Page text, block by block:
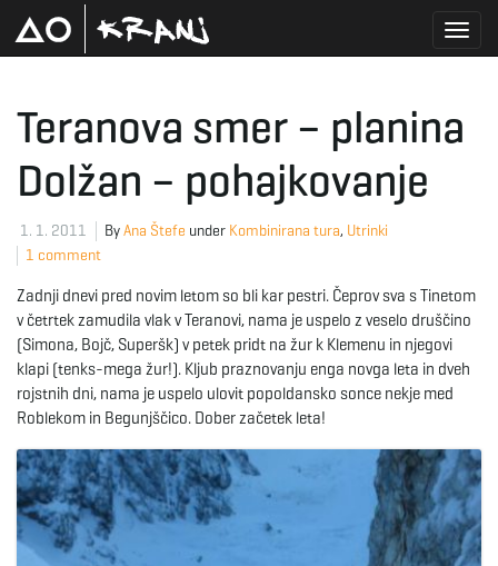
l
e
Teranova smer – planina
Dolžan – pohajkovanje
1. 1. 2011 ByAna Štefe under Kombinirana tura, Utrinki
1 comment
Zadnji dnevi pred novim letom so bli kar pestri. Čeprov sva s Tinetom
v četrtek zamudila vlak v Teranovi, nama je uspelo z veselo druščino
(Simona, Bojč, Superšk) v petek pridt na žur k Klemenu in njegovi
klapi (tenks-mega žur!). Kljub praznovanju enga novga leta in dveh
rojstnih dni, nama je uspelo ulovit popoldansko sonce nekje med
Roblekom in Begunjščico. Dober začetek leta!